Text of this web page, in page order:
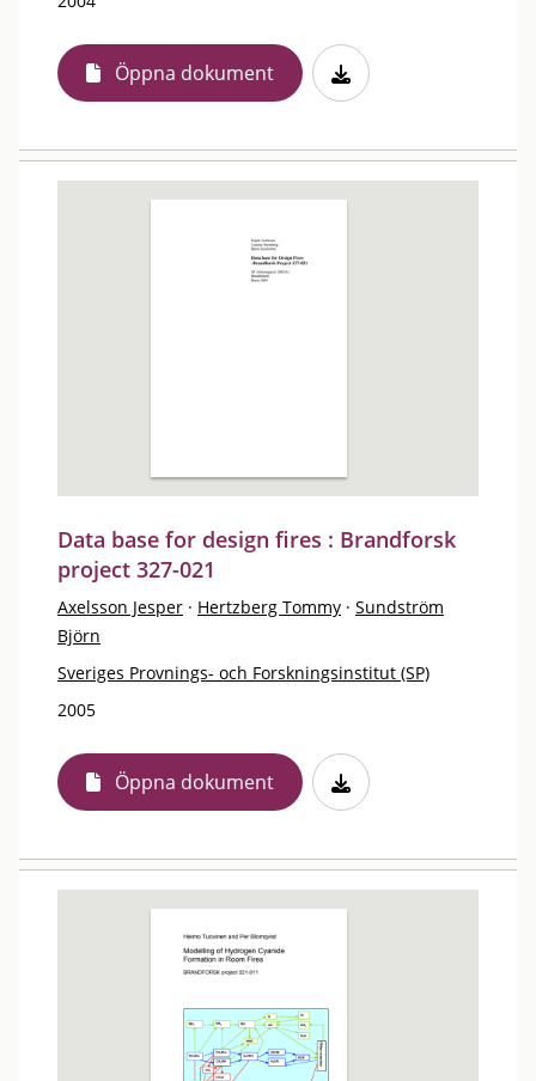
Öppna dokument
Data base for design fires : Brandforsk
project 327-021
Axelsson Jesper · Hertzberg Tommy · Sundström
Björn
Sveriges Provnings- och Forskningsinstitut (SP)
2005
Öppna dokument